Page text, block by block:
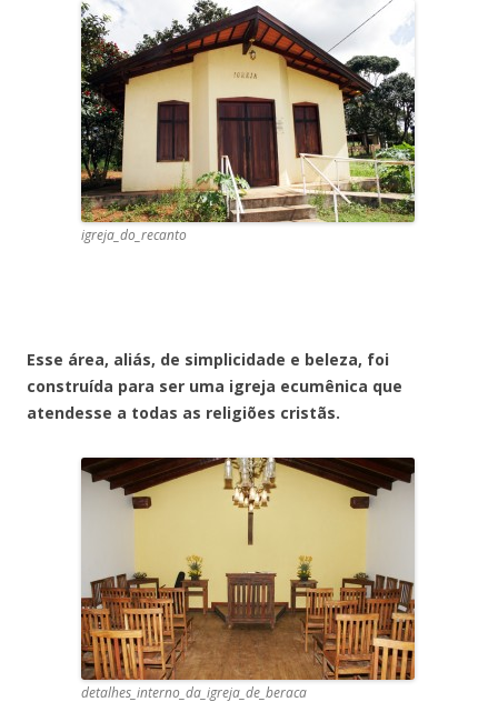
igreja_do_recanto
Esse área, aliás, de simplicidade e beleza, foi
construída para ser uma igreja ecumênica que
atendesse a todas as religiões cristãs.
detalhes_interno_da_igreja_de_beraca